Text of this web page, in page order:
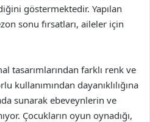
göstermektedir. Yapılan
sonu fırsatları, aileler için
tasarımlarından farklı renk ve
kullanımından dayanıklılığına
sunarak ebeveynlerin ve
Çocukların oyun oynadığı,